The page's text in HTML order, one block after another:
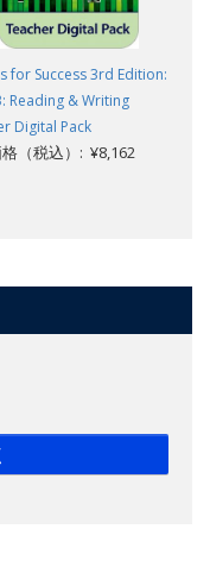
for Success 3rd Edition:
Reading & Writing
Digital Pack
（税込）: ¥8,162